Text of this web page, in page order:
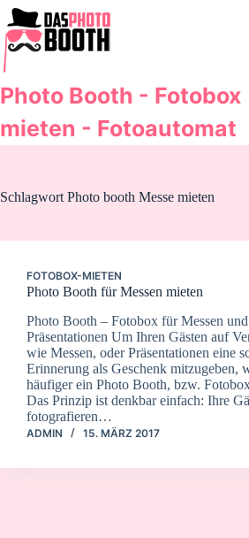
Zum
Inhalt
springen
Photo Booth - Fotobox
mieten - Fotoautomat
Schlagwort Photo booth Messe mieten
FOTOBOX-MIETEN
Photo Booth für Messen mieten
Photo Booth – Fotobox für Messen und
Präsentationen Um Ihren Gästen auf
wie Messen, oder Präsentationen eine
Erinnerung als Geschenk mitzugeben,
häufiger ein Photo Booth, bzw.
Das Prinzip ist denkbar einfach: Ihre
fotografieren…
ADMIN 15. MÄRZ 2017